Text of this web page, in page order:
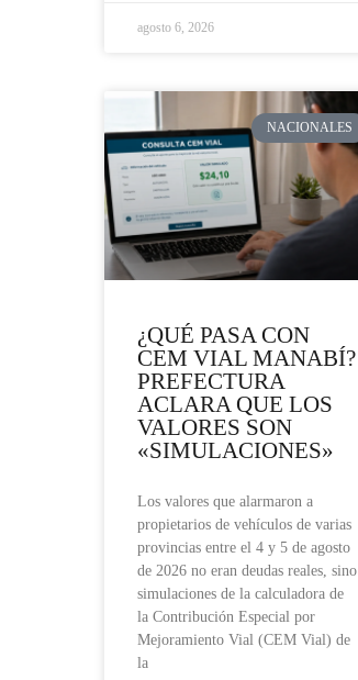
agosto 6, 2026
NACIONALES
¿QUÉ PASA CON
CEM VIAL MANABÍ?
PREFECTURA
ACLARA QUE LOS
VALORES SON
«SIMULACIONES»
Los valores que alarmaron a
propietarios de vehículos de varias
provincias entre el 4 y 5 de agosto
de 2026 no eran deudas reales, sino
simulaciones de la calculadora de
la Contribución Especial por
Mejoramiento Vial (CEM Vial) de
la